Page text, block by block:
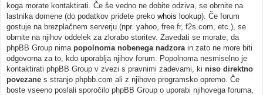
koga morate kontaktirati. Če še vedno ne dobite odziva, se obrnite na
lastnika domene (do podatkov pridete preko whois lookup). Če forum
gostuje na brezplačnem serverju (npr. yahoo, free.fr, f2s.com, etc.), se
obrnite na njihov oddelek za zlorabo storitev. Zavedati se morate, da
phpBB Group nima popolnoma nobenega nadzora in zato ne more biti
odgovorna za to, kdo uporablja njihov forum. Popolnoma nesmiselno je
kontaktirati phpBB Group v zvezi s pravnimi zadevami, ki niso direktno
povezane s stranjo phpbb.com ali z njihovo programsko opremo. Če
boste vseeno poslali sporočilo phpBB Group o uporabi njihovega foruma,